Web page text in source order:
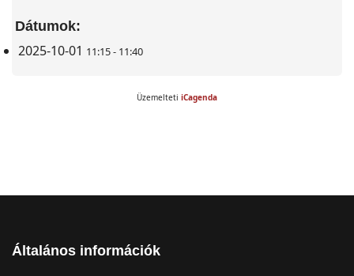
Dátumok:
2025-10-01 11:15 - 11:40
Üzemelteti iCagenda
Általános információk